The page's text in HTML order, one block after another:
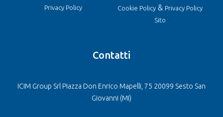
Privacy Policy Cookie Policy& Privacy Policy
Sito
Contatti
ICIM Group Srl Piazza Don Enrico Mapelli, 75 20099 Sesto San
Giovanni (MI)